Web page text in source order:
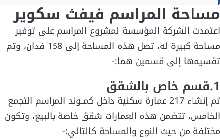
مساحة المراسم فيفث سكوير
اعتمدت الشركة المؤسسة لمشروع المراسم على توفير
مساحة كبيرة له، تصل هذه المساحة إلى 158 فدان، وتم
تقسيمها إلى قسمين هما:-
1.قسم خاص بالشقق
تم إنشاء 217 عمارة سكنية داخل كمبوند المراسم التجمع
الخامس، تتضمن هذه العمارات شقق خاصة بالبيع، وتكون
مختلفة من حيث النوع والمساحة كالتالي:-